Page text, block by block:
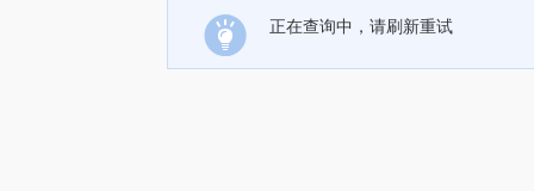
正在查询中，请刷新重试